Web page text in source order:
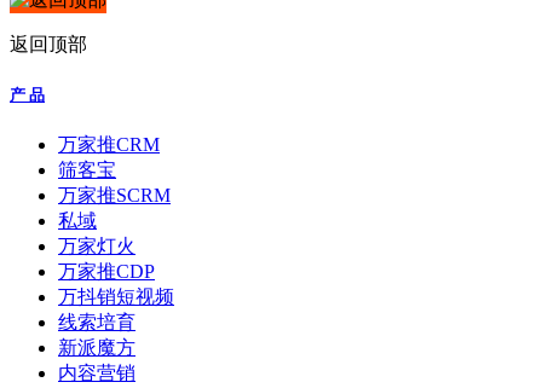
返回顶部
产 品
万家推CRM
筛客宝
万家推SCRM
私域
万家灯火
万家推CDP
万抖销短视频
线索培育
新派魔方
内容营销